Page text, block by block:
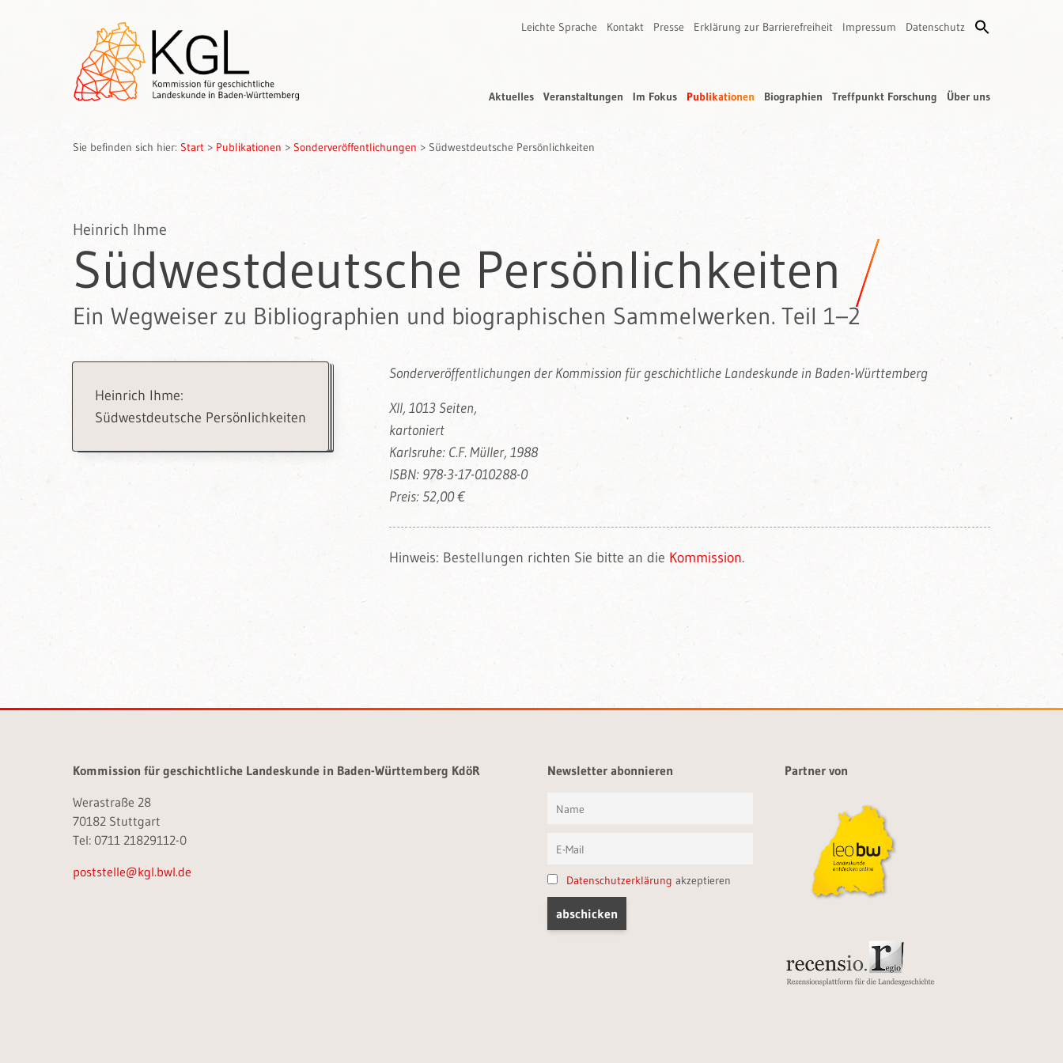
Leichte Sprache Kontakt Presse Erklärung zur Barrierefreiheit Impressum Datenschutz
Aktuelles Veranstaltungen Im Fokus Publikationen Biographien Treffpunkt Forschung Über uns
Sie befinden sich hier: Start > Publikationen > Sonderveröffentlichungen > Südwestdeutsche Persönlichkeiten
Heinrich Ihme
Südwestdeutsche Persönlichkeiten
Ein Wegweiser zu Bibliographien und biographischen Sammelwerken. Teil 1–2
Heinrich Ihme:
Südwestdeutsche Persönlichkeiten
Sonderveröffentlichungen der Kommission für geschichtliche Landeskunde in Baden-Württemberg
XII, 1013 Seiten,
kartoniert
Karlsruhe: C.F. Müller, 1988
ISBN: 978-3-17-010288-0
Preis: 52,00 €
Hinweis: Bestellungen richten Sie bitte an die Kommission.
Kommission für geschichtliche Landeskunde in Baden-Württemberg KdöR
Werastraße 28
70182 Stuttgart
Tel: 0711 21829112-0
poststelle@kgl.bwl.de
Newsletter abonnieren
Datenschutzerklärung akzeptieren
Partner von